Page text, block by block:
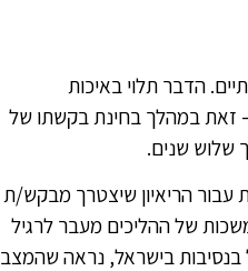
הדבר תלוי באיכות
זאת במהלך בחינת בקשתו של
שלוש שנים.
עבור הריאיון שיצטרך מבקש/ת
של ההליכים מעבר לרגיל
בנסיבות בישראל, נראה שהמצב